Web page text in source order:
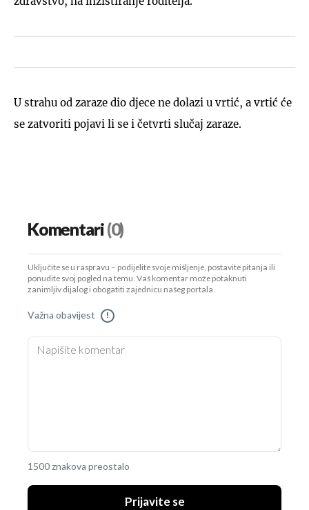
U strahu od zaraze dio djece ne dolazi u vrtić, a vrtić će
se zatvoriti pojavi li se i četvrti slučaj zaraze.
Komentari(0)
Uključite se u raspravu – podijelite svoje mišljenje, postavite pitanja ili
ponudite svoj pogled na temu. Vaš komentar može potaknuti
zanimljiv dijalog i obogatiti zajednicu našeg portala.
Važna obavijest !
1500 znakova preostalo
Prijavite se